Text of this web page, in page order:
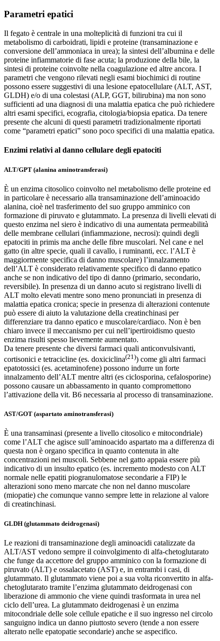
Parametri epatici
Il fegato è centrale in una molteplicità di funzioni tra cui il
metabolismo di carboidrati, lipidi e proteine (transaminazione e
conversione dell’ammoniaca in urea); la sintesi dell’albumina e delle
proteine infiammatorie di fase acuta; la produzione della bile, la
sintesi di proteine coinvolte nella coagulazione ed altre ancora. I
parametri che vengono rilevati negli esami biochimici di routine
possono essere suggestivi di una lesione epatocellulare (ALT, AST,
GLDH) e/o di una colestasi (ALP, GGT, bilirubina) ma non sono
sufficienti ad una diagnosi di una malattia epatica che può richiedere
altri esami specifici, ecografia, citologia/biopsia epatica. Da tenere
presente che alcuni di questi parametri tradizionalmente riportati
come “parametri epatici” sono poco specifici di una malattia epatica.
Enzimi relativi al danno cellulare degli epatociti
ALT/GPT (alanina aminotransferasi)
È un enzima citosolico coinvolto nel metabolismo delle proteine ed
in particolare è necessario alla transaminazione dell’aminoacido
alanina, cioè nel trasferimento del suo gruppo amminico con
formazione di piruvato e glutammato. La presenza di livelli elevati di
questo enzima nel siero è indicativo di una aumentata permeabilità
delle membrane cellulari (infiammazione, necrosi): quindi degli
epatociti in primis ma anche delle fibre muscolari. Nel cane e nel
gatto (in altre specie, quali il cavallo, i ruminanti, ecc. l’ALT è
maggiormente specifica di danno muscolare) l’innalzamento
dell’ALT è considerato relativamente specifico di danno epatico
anche se non indicativo del tipo di danno (primario, secondario,
reversibile). In presenza di un danno acuto si registrano livelli di
ALT molto elevati mentre sono meno pronunciati in presenza di
malattia epatica cronica; specie in presenza di alterazioni contenute
può essere di aiuto la valutazione della creatinchinasi per
differenziare tra danno epatico e muscolare/cardiaco. Non è ben
chiaro invece il meccanismo per cui nell’ipertiroidismo questo
enzima risulti spesso lievemente aumentato.
Da tenere presente che diversi farmaci quali anticonvulsivanti,
cortisonici e tetracicline (es. doxiciclina(21)) come gli altri farmaci
epatotossici (es. acetaminofene) possono indurre un forte
innalzamento dell’ALT mentre altri (es ciclosporina, cefalosporine)
possono causare un abbassamento in quanto compromettono
l’attivazione della vit. B6 necessaria al processo di transaminazione.
AST/GOT (aspartato aminotransferasi)
È una transaminasi (presente a livello citosolico e mitocondriale)
come l’ALT che agisce sull’aminoacido aspartato ma a differenza di
questa non è organo specifica in quanto contenuta in alte
concentrazioni nei muscoli. Sebbene nel gatto appaia essere più
indicativo di un insulto epatico (es. incremento modesto con ALT
normale nelle epatiti piogranulomatose secondarie a FIP) le
alterazioni sono meno marcate che non nel danno muscolare
(miopatie) che comunque vanno sempre lette in relazione al valore
di creatinchinasi.
GLDH (glutammato deidrogenasi)
Le reazioni di transaminazione degli aminoacidi catalizzate da
ALT/AST vedono sempre il coinvolgimento di alfa-chetoglutarato
che funge da accettore del gruppo amminico con la formazione di
piruvato (ALT) e ossalacetato (AST) e, in entrambi i casi, di
glutammato. Il glutammato viene poi a sua volta riconvertito in alfa-
chetoglutarato tramite l’enzima glutammato deidrogenasi con
liberazione di ammonio che viene quindi trasformata in urea nel
ciclo dell’urea. La glutammato deidrogenasi è un enzima
mitocondriale delle sole cellule epatiche e il suo ingresso nel circolo
sanguigno indica un danno piuttosto severo (tende a non essere
alterato nelle epatopatie secondarie) anche se aspecifico.